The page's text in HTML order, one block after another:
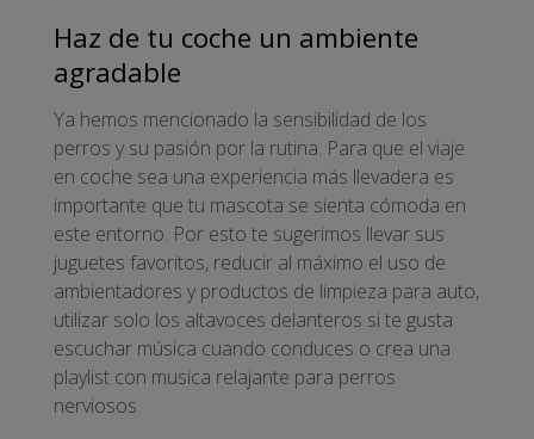
Haz de tu coche un ambiente
agradable
Ya hemos mencionado la sensibilidad de los
perros y su pasión por la rutina. Para que el viaje
en coche sea una experiencia más llevadera es
importante que tu mascota se sienta cómoda en
este entorno. Por esto te sugerimos llevar sus
juguetes favoritos, reducir al máximo el uso de
ambientadores y productos de limpieza para auto,
utilizar solo los altavoces delanteros si te gusta
escuchar música cuando conduces o crea una
playlist con musica relajante para perros
nerviosos.